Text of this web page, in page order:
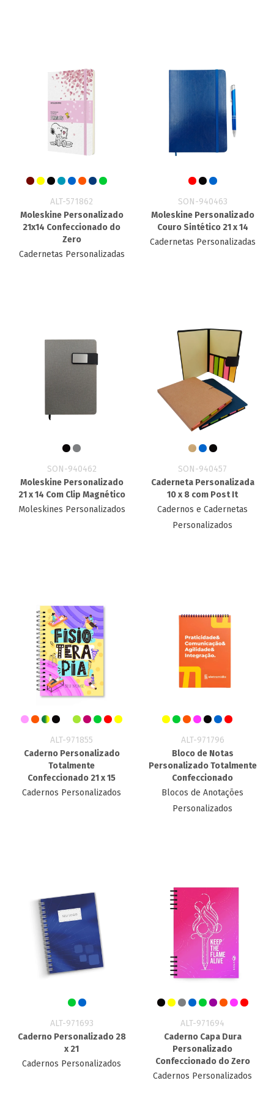
ALT-571862
Moleskine Personalizado
21x14 Confeccionado do
Zero
Cadernetas Personalizadas
SON-940463
Moleskine Personalizado
Couro Sintético 21 x 14
Cadernetas Personalizadas
SON-940462
Moleskine Personalizado
21 x 14 Com Clip Magnético
Moleskines Personalizados
SON-940457
Caderneta Personalizada
10 x 8 com Post It
Cadernos e Cadernetas
Personalizados
ALT-971855
Caderno Personalizado
Totalmente
Confeccionado 21 x 15
Cadernos Personalizados
ALT-971796
Bloco de Notas
Personalizado Totalmente
Confeccionado
Blocos de Anotações
Personalizados
ALT-971693
Caderno Personalizado 28
x 21
Cadernos Personalizados
ALT-971694
Caderno Capa Dura
Personalizado
Confeccionado do Zero
Cadernos Personalizados